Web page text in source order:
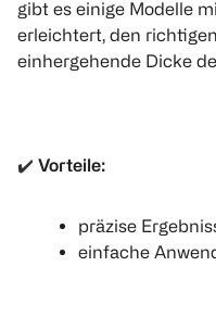
3 ml
(301)
1
Quantity: 1
gibt es einige Modelle
erleichtert, den
einhergehende Dicke
✔️ Vorteile:
präzise
einfache